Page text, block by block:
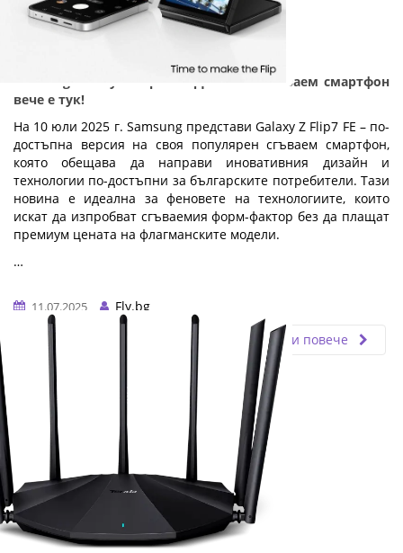
Samsung Galaxy Z Flip7 FE: Достъпен сгъваем смартфон
вече е тук!
На 10 юли 2025 г. Samsung представи Galaxy Z Flip7 FE – по-
достъпна версия на своя популярен сгъваем смартфон,
която обещава да направи иновативния дизайн и
технологии по-достъпни за българските потребители. Тази
новина е идеална за феновете на технологиите, които
искат да изпробват сгъваемия форм-фактор без да плащат
премиум цената на флагманските модели.
…
11.07.2025
Fly.bg
Прочети повече
Tenda представя нов AC2100 рутер